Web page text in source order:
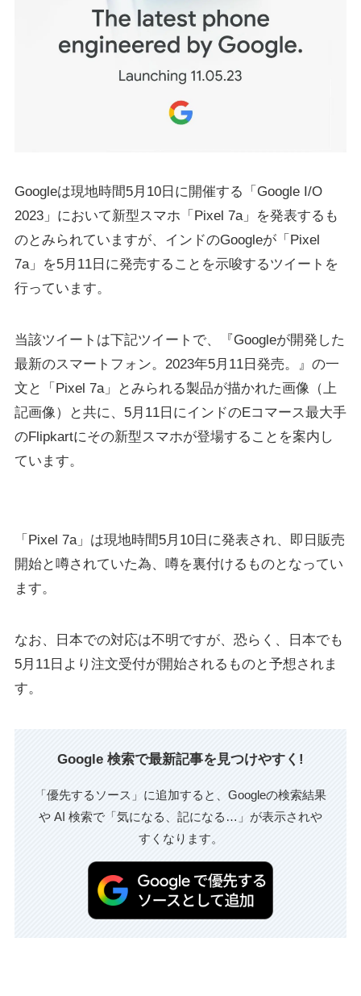
Googleは現地時間5月10日に開催する「Google I/O
2023」において新型スマホ「Pixel 7a」を発表するも
のとみられていますが、インドのGoogleが「Pixel
7a」を5月11日に発売することを示唆するツイートを
行っています。
当該ツイートは下記ツイートで、『Googleが開発した
最新のスマートフォン。2023年5月11日発売。』の一
文と「Pixel 7a」とみられる製品が描かれた画像（上
記画像）と共に、5月11日にインドのEコマース最大手
のFlipkartにその新型スマホが登場することを案内し
ています。
「Pixel 7a」は現地時間5月10日に発表され、即日販売
開始と噂されていた為、噂を裏付けるものとなってい
ます。
なお、日本での対応は不明ですが、恐らく、日本でも
5月11日より注文受付が開始されるものと予想されま
す。
Google 検索で最新記事を見つけやすく!
「優先するソース」に追加すると、Googleの検索結果
や AI 検索で「気になる、記になる…」が表示されや
すくなります。